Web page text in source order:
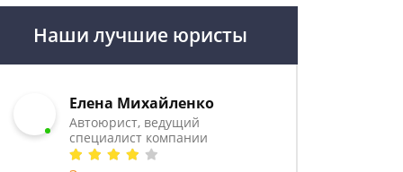
Наши лучшие юристы
Елена Михайленко
Автоюрист, ведущий
специалист компании